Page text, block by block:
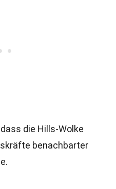
die Hills-Wolke
benachbarter